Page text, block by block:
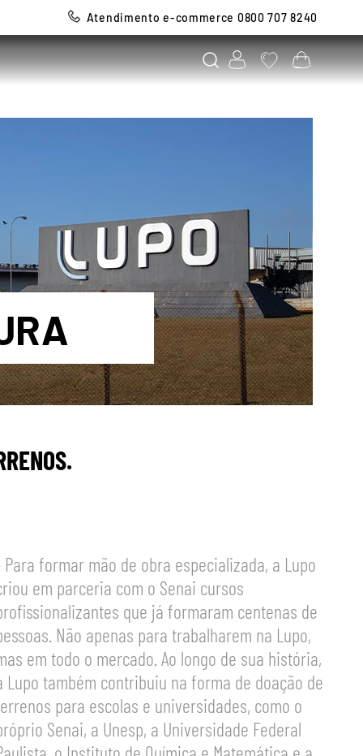
Atendimento e-commerce 0800 707 8240
Para formar mão de obra especializada, a Lupo
em parceria com o Senai cursos
que já formaram centenas de
Não apenas para trabalharem na Lupo,
em todo o mercado. Ao longo de sua história,
Lupo também contribuiu na forma de doação de
para escolas e universidades, como o
Senai, a Unesp, a Universidade Federal